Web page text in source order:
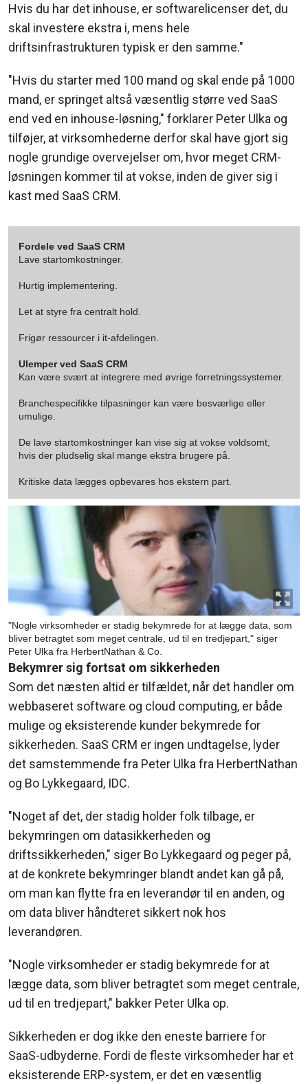
Hvis du har det inhouse, er softwarelicenser det, du
skal investere ekstra i, mens hele
driftsinfrastrukturen typisk er den samme."
"Hvis du starter med 100 mand og skal ende på 1000
mand, er springet altså væsentlig større ved SaaS
end ved en inhouse-løsning," forklarer Peter Ulka og
tilføjer, at virksomhederne derfor skal have gjort sig
nogle grundige overvejelser om, hvor meget CRM-
løsningen kommer til at vokse, inden de giver sig i
kast med SaaS CRM.
Fordele ved SaaS CRM
Lave startomkostninger.
Hurtig implementering.
Let at styre fra centralt hold.
Frigør ressourcer i it-afdelingen.
Ulemper ved SaaS CRM
Kan være svært at integrere med øvrige forretningssystemer.
Branchespecifikke tilpasninger kan være besværlige eller
umulige.
De lave startomkostninger kan vise sig at vokse voldsomt,
hvis der pludselig skal mange ekstra brugere på.
Kritiske data lægges opbevares hos ekstern part.
"Nogle virksomheder er stadig bekymrede for at lægge data, som
bliver betragtet som meget centrale, ud til en tredjepart," siger
Peter Ulka fra HerbertNathan & Co.
Bekymrer sig fortsat om sikkerheden
Som det næsten altid er tilfældet, når det handler om
webbaseret software og cloud computing, er både
mulige og eksisterende kunder bekymrede for
sikkerheden. SaaS CRM er ingen undtagelse, lyder
det samstemmende fra Peter Ulka fra HerbertNathan
og Bo Lykkegaard, IDC.
"Noget af det, der stadig holder folk tilbage, er
bekymringen om datasikkerheden og
driftssikkerheden," siger Bo Lykkegaard og peger på,
at de konkrete bekymringer blandt andet kan gå på,
om man kan flytte fra en leverandør til en anden, og
om data bliver håndteret sikkert nok hos
leverandøren.
"Nogle virksomheder er stadig bekymrede for at
lægge data, som bliver betragtet som meget centrale,
ud til en tredjepart," bakker Peter Ulka op.
Sikkerheden er dog ikke den eneste barriere for
SaaS-udbyderne. Fordi de fleste virksomheder har et
eksisterende ERP-system, er det en væsentlig